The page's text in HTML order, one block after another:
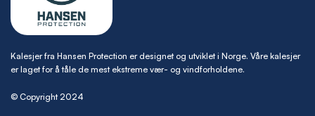
Kalesjer fra Hansen Protection er designet og utviklet i Norge. Våre kalesjer
er laget for å tåle de mest ekstreme vær- og vindforholdene.
© Copyright 2024